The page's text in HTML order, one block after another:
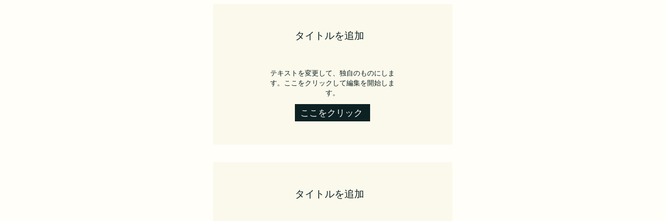
タイトルを追加
テキストを変更して、独自のものにしま
す。ここをクリックして編集を開始しま
す。
ここをクリック
タイトルを追加